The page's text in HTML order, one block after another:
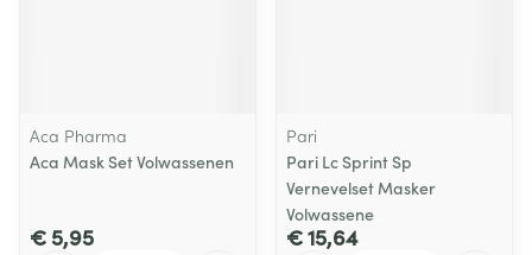
Aca Pharma
Aca Mask Set Volwassenen
€ 5,95
Pari
Pari Lc Sprint Sp
Vernevelset Masker
Volwassene
€ 15,64